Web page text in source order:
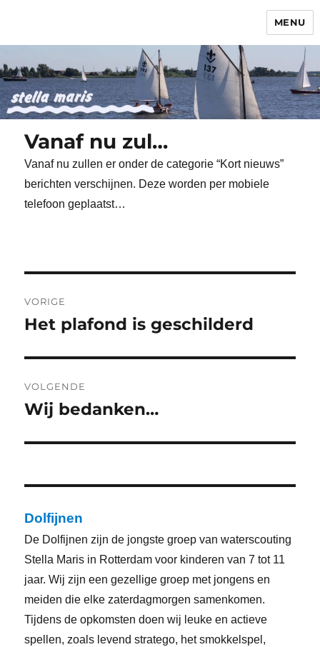
MENU
Vanaf nu zul…
Vanaf nu zullen er onder de categorie “Kort nieuws”
berichten verschijnen. Deze worden per mobiele
telefoon geplaatst…
navigatie
VORIGE
Vorig
Het plafond is geschilderd
VOLGENDE
Volgend
Wij bedanken…
Dolfijnen
De Dolfijnen zijn de jongste groep van waterscouting
Stella Maris in Rotterdam voor kinderen van 7 tot 11
jaar. Wij zijn een gezellige groep met jongens en
meiden die elke zaterdagmorgen samenkomen.
Tijdens de opkomsten doen wij leuke en actieve
spellen, zoals levend stratego, het smokkelspel,